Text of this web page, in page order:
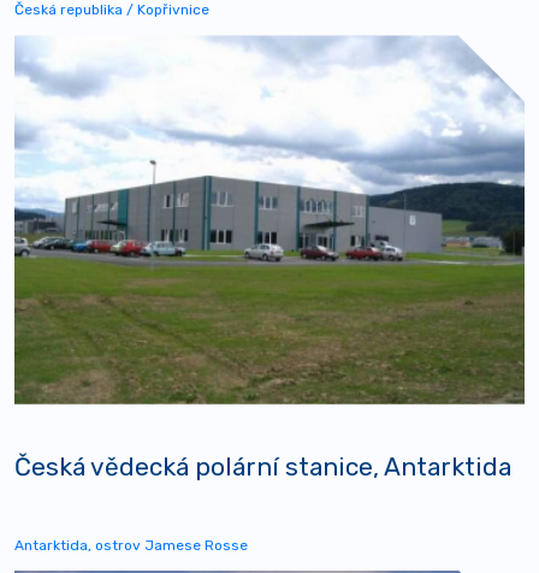
Česká republika / Kopřivnice
Česká vědecká polární stanice, Antarktida
Antarktida, ostrov Jamese Rosse